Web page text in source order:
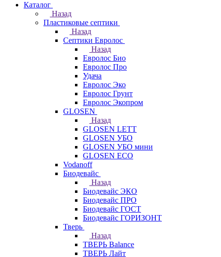
Каталог
Назад
Пластиковые септики
Назад
Септики Евролос
Назад
Евролос Био
Евролос Про
Удача
Евролос Эко
Евролос Грунт
Евролос Экопром
GLOSEN
Назад
GLOSEN LETT
GLOSEN УБО
GLOSEN УБО мини
GLOSEN ECO
Vodanoff
Биодевайс
Назад
Биодевайс ЭКО
Биодевайс ПРО
Биодевайс ГОСТ
Биодевайс ГОРИЗОНТ
Тверь
Назад
ТВЕРЬ Balance
ТВЕРЬ Лайт